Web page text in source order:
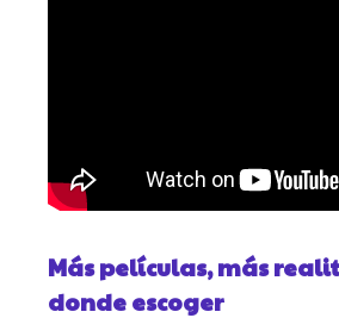
Más películas, más
donde escoger